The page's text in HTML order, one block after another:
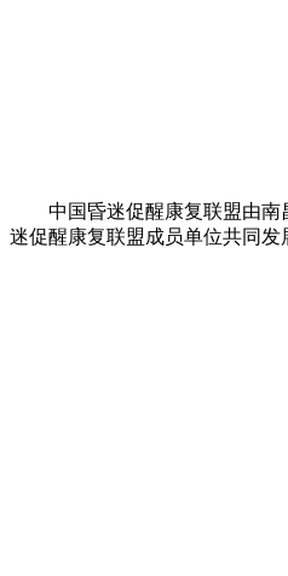
中国昏迷促醒康复联盟由南昌
迷促醒康复联盟成员单位共同